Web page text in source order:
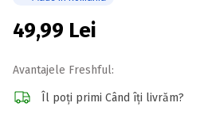
49,99 Lei
Avantajele Freshful:
Îl poți primi Când îți livrăm?